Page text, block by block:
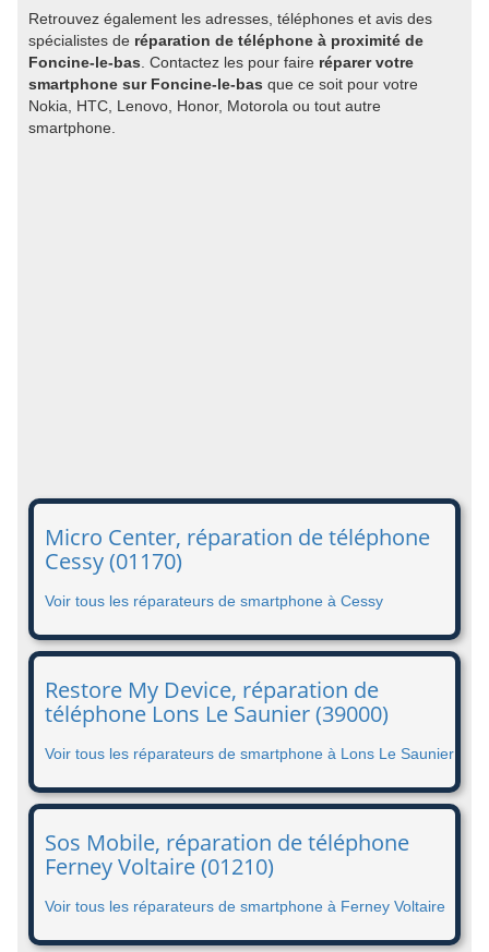
Retrouvez également les adresses, téléphones et avis des
spécialistes de réparation de téléphone à proximité de
Foncine-le-bas . Contactez les pour faire réparer votre
smartphone sur Foncine-le-bas que ce soit pour votre
Nokia, HTC, Lenovo, Honor, Motorola ou tout autre
smartphone.
Micro Center, réparation de téléphone
Cessy (01170)
Voir tous les réparateurs de smartphone à Cessy
Restore My Device, réparation de
téléphone Lons Le Saunier (39000)
Voir tous les réparateurs de smartphone à Lons Le Saunier
Sos Mobile, réparation de téléphone
Ferney Voltaire (01210)
Voir tous les réparateurs de smartphone à Ferney Voltaire